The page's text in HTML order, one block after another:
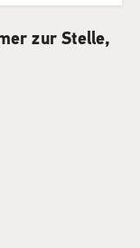
zur Stelle,